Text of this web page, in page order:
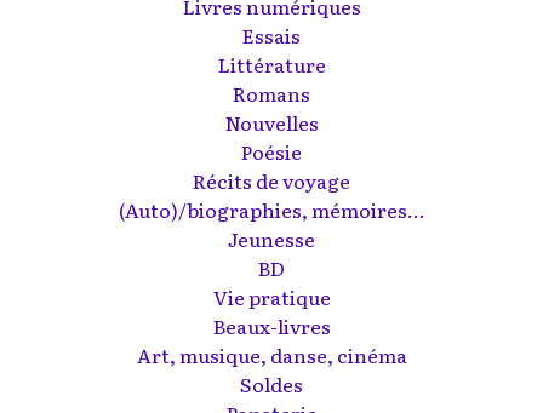
Livres numériques
Essais
Littérature
Romans
Nouvelles
Poésie
Récits de voyage
(Auto)/biographies, mémoires...
Jeunesse
BD
Vie pratique
Beaux-livres
Art, musique, danse, cinéma
Soldes